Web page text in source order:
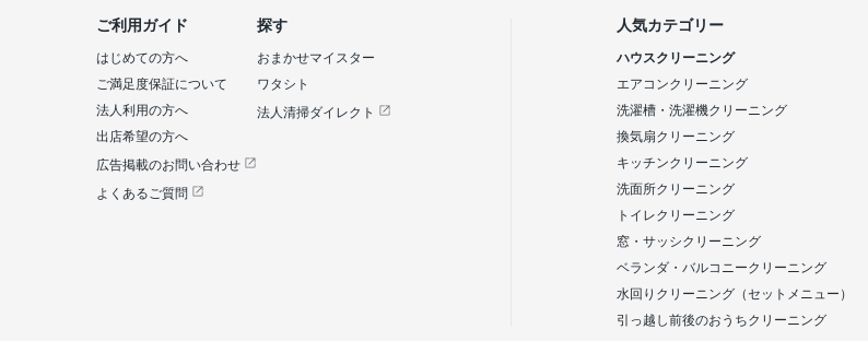
探す
おまかせマイスター
ワタシト
法人清掃ダイレクト
ご利用ガイド
はじめての方へ
ご満足度保証について
法人利用の方へ
出店希望の方へ
広告掲載のお問い合わせ
よくあるご質問
人気カテゴリー
ハウスクリーニング
エアコンクリーニング
洗濯槽・洗濯機クリーニング
換気扇クリーニング
キッチンクリーニング
洗面所クリーニング
トイレクリーニング
窓・サッシクリーニング
ベランダ・バルコニークリーニング
水回りクリーニング（セットメニュー）
引っ越し前後のおうちクリーニング